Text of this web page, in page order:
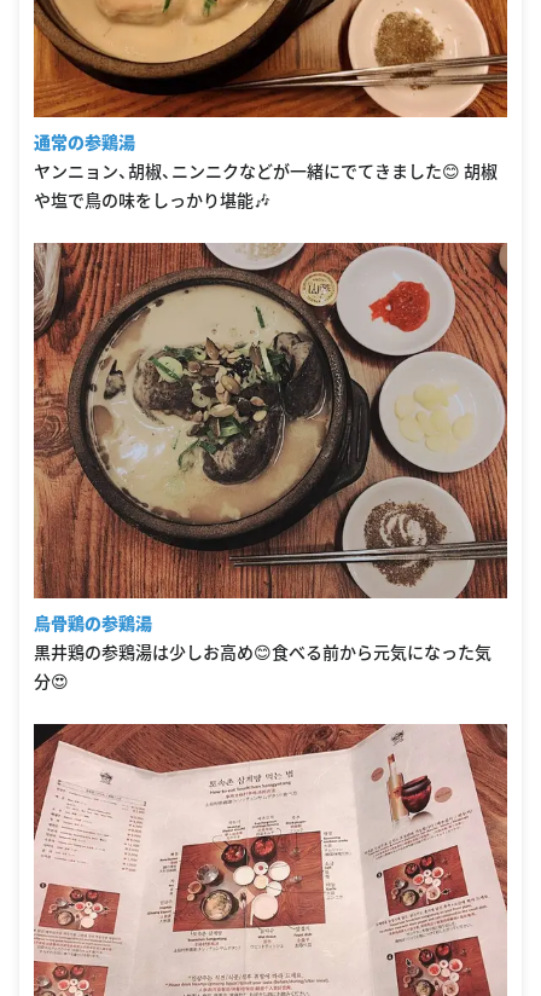
通常の参鶏湯
ヤンニョン、胡椒、ニンニクなどが一緒にでてきました😊 胡椒
や塩で鳥の味をしっかり堪能🎶
烏骨鶏の参鶏湯
黒井鶏の参鶏湯は少しお高め😊食べる前から元気になった気
分😍